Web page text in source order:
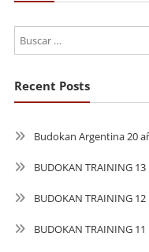
Recent Posts
Budokan Argentina 20
BUDOKAN TRAINING
BUDOKAN TRAINING 12
BUDOKAN TRAINING 11